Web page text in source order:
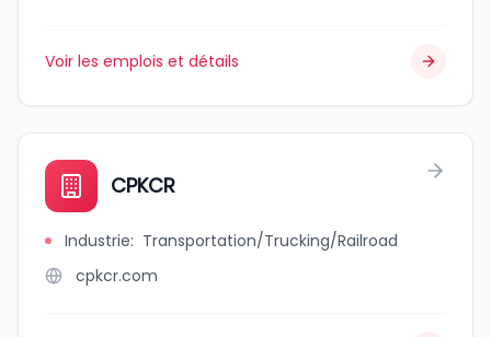
Voir les emplois et détails
CPKCR
Industrie: Transportation/Trucking/Railroad
cpkcr.com